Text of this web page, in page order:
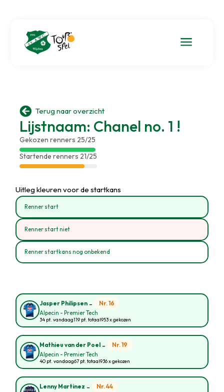
a
 Terug naar overzicht
Lijstnaam: Chanel no. 1 !
Gekozen renners 25/25
Startende renners 21/25
Uitleg kleuren voor de startkans
Renner start
Renner start niet
Renner startkans nog onbekend
Jasper Philipsen - Nr. 16
Alpecin - Premier Tech
34 pt. vandaag119 pt. totaal953 x gekozen
Mathieu van der Poel - Nr. 19
Alpecin - Premier Tech
40 pt. vandaag67 pt. totaal936 x gekozen
Lenny Martinez - Nr. 44